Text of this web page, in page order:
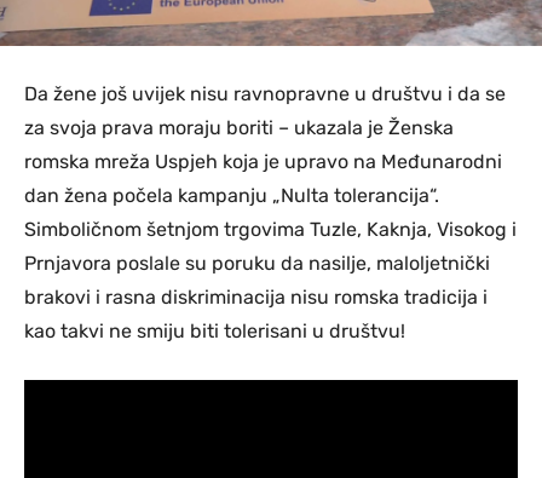
Da žene još uvijek nisu ravnopravne u društvu i da se
za svoja prava moraju boriti – ukazala je Ženska
romska mreža Uspjeh koja je upravo na Međunarodni
dan žena počela kampanju „Nulta tolerancija“.
Simboličnom šetnjom trgovima Tuzle, Kaknja, Visokog i
Prnjavora poslale su poruku da nasilje, maloljetnički
brakovi i rasna diskriminacija nisu romska tradicija i
kao takvi ne smiju biti tolerisani u društvu!